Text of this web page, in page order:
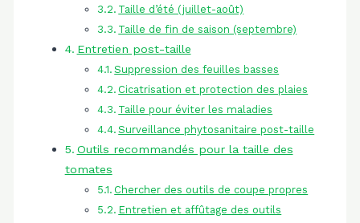
Taille d’été (juillet-août)
Taille de fin de saison (septembre)
Entretien post-taille
Suppression des feuilles basses
Cicatrisation et protection des plaies
Taille pour éviter les maladies
Surveillance phytosanitaire post-taille
Outils recommandés pour la taille des
tomates
Chercher des outils de coupe propres
Entretien et affûtage des outils